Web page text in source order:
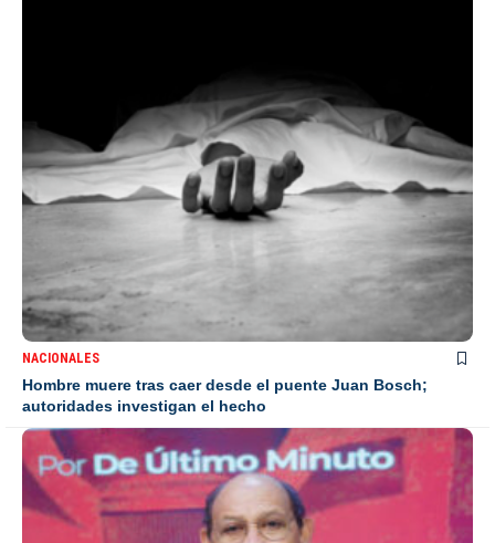
NACIONALES
Hombre muere tras caer desde el puente Juan Bosch;
autoridades investigan el hecho